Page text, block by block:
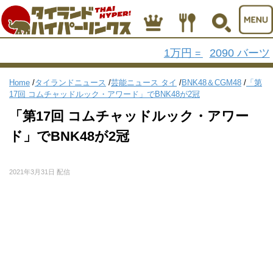
1万円 = 2090 バーツ
Home /タイランドニュース /芸能ニュース タイ /BNK48＆CGM48 / 「第
17回 コムチャッドルック・アワード」でBNK48が2冠
「第17回 コムチャッドルック・アワー
ド」でBNK48が2冠
2021年3月31日 配信